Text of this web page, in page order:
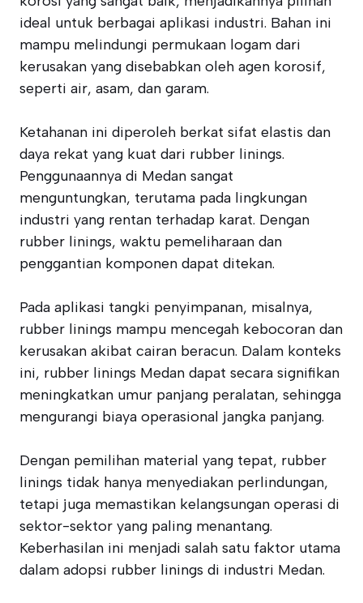
ideal untuk berbagai aplikasi industri. Bahan ini
mampu melindungi permukaan logam dari
kerusakan yang disebabkan oleh agen korosif,
seperti air, asam, dan garam.
Ketahanan ini diperoleh berkat sifat elastis dan
daya rekat yang kuat dari rubber linings.
Penggunaannya di Medan sangat
menguntungkan, terutama pada lingkungan
industri yang rentan terhadap karat. Dengan
rubber linings, waktu pemeliharaan dan
penggantian komponen dapat ditekan.
Pada aplikasi tangki penyimpanan, misalnya,
rubber linings mampu mencegah kebocoran dan
kerusakan akibat cairan beracun. Dalam konteks
ini, rubber linings Medan dapat secara signifikan
meningkatkan umur panjang peralatan, sehingga
mengurangi biaya operasional jangka panjang.
Dengan pemilihan material yang tepat, rubber
linings tidak hanya menyediakan perlindungan,
tetapi juga memastikan kelangsungan operasi di
sektor-sektor yang paling menantang.
Keberhasilan ini menjadi salah satu faktor utama
dalam adopsi rubber linings di industri Medan.